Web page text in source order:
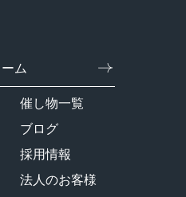
ム
催し物一覧
ブログ
採用情報
法人のお客様